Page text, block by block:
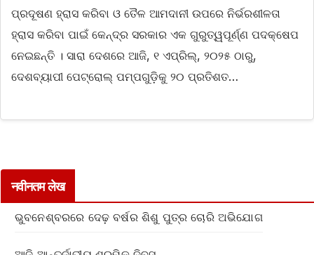
ପ୍ରଦୂଷଣ ହ୍ରାସ କରିବା ଓ ତୈଳ ଆମଦାନୀ ଉପରେ ନିର୍ଭରଶୀଳତା
ହ୍ରାସ କରିବା ପାଇଁ କେନ୍ଦ୍ର ସରକାର ଏକ ଗୁରୁତ୍ୱପୂର୍ଣ୍ଣ ପଦକ୍ଷେପ
ନେଇଛନ୍ତି । ସାରା ଦେଶରେ ଆଜି, ୧ ଏପ୍ରିଲ୍, ୨୦୨୫ ଠାରୁ,
ଦେଶବ୍ୟାପୀ ପେଟ୍ରୋଲ୍ ପମ୍ପଗୁଡ଼ିକୁ ୨୦ ପ୍ରତିଶତ…
नवीनतम लेख
ଭୁବନେଶ୍ବରରେ ଦେଢ଼ ବର୍ଷର ଶିଶୁ ପୁତ୍ର ଚୋରି ଅଭିଯୋଗ